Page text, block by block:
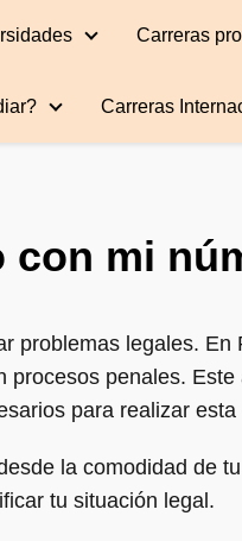
Carreras
Carreras
mi
problemas legales. En
penales.
para realizar esta
la comodidad de
tu situación legal.